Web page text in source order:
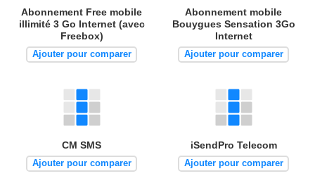
Abonnement Free mobile
illimité 3 Go Internet (avec
Freebox)
Ajouter pour comparer
Abonnement mobile
Bouygues Sensation 3Go
Internet
Ajouter pour comparer
CM SMS
Ajouter pour comparer
iSendPro Telecom
Ajouter pour comparer